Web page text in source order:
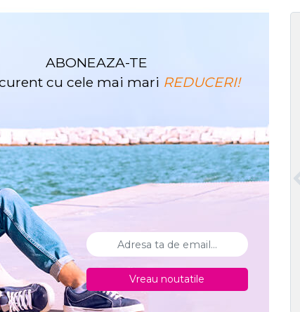
ABONEAZA-TE
cu cele mai mari REDUCERI!
Vreau noutatile